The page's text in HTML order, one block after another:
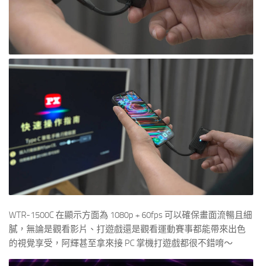
WTR-1500C 在顯示方面為 1080p + 60fps 可以確保畫面流暢且細
膩，無論是觀看影片、打遊戲還是觀看運動賽事都能帶來出色
的視覺享受，阿輝甚至拿來接 PC 掌機打遊戲都很不錯唷～